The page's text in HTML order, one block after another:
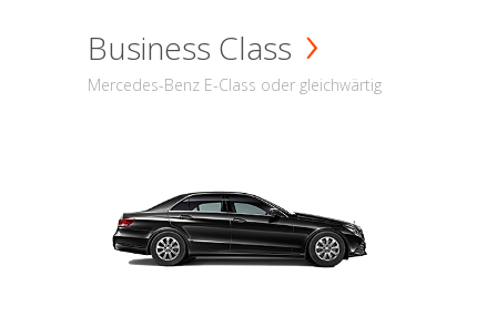
Business Class
Mercedes-Benz E-Class oder gleichwärtig